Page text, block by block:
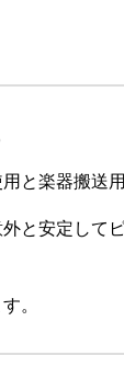
と楽器搬送用
と安定して
。